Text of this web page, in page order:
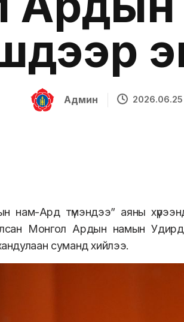
Админ 2026.06.25
нам-Ард түмэндээ” аяны
Монгол Ардын намын
суманд хийлээ.